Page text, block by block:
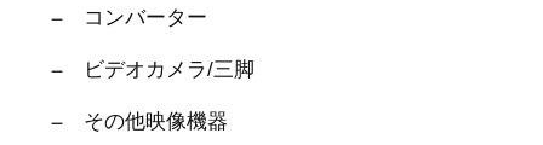
コンバーター
ビデオカメラ/三脚
その他映像機器